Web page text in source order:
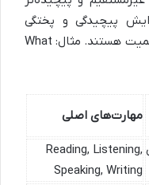
پیچیدگی و پختگی
نگارش در رایتینگ تافل گرامر حائز اهمیت هستند. مثال: What
مهارت‌های اصلی
Reading, Listening,
Speaking, Writing